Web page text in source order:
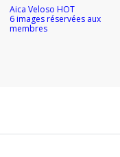
Aica Veloso HOT
6 images réservées aux
membres